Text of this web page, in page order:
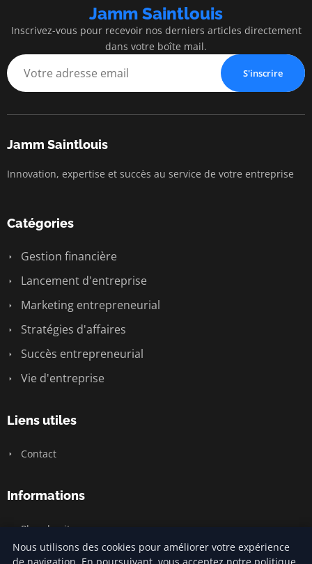
Jamm Saintlouis
Inscrivez-vous pour recevoir nos derniers articles directement
dans votre boîte mail.
S'inscrire
Jamm Saintlouis
Innovation, expertise et succès au service de votre entreprise
Catégories
Gestion financière
Lancement d'entreprise
Marketing entrepreneurial
Stratégies d'affaires
Succès entrepreneurial
Vie d'entreprise
Liens utiles
Contact
Informations
Plan du site
Nous utilisons des cookies pour améliorer votre expérience